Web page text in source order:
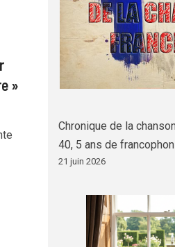
»
Chronique de la
40, 5 ans de
21 juin 2026